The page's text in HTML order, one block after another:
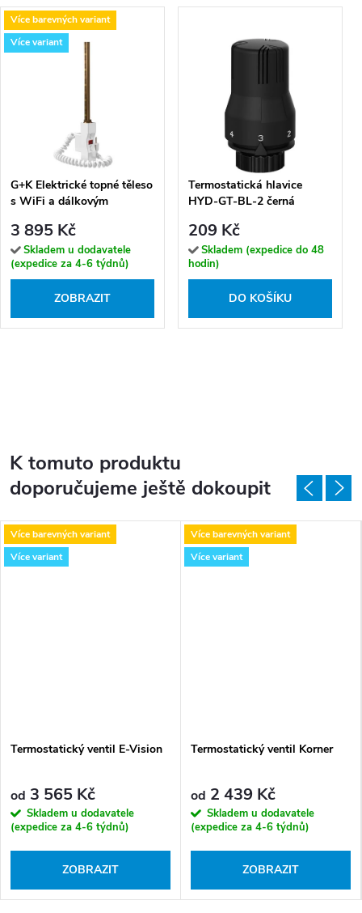
Více barevných variant
Více variant
G+K Elektrické topné těleso
s WiFi a dálkovým
3 895 Kč
Skladem u dodavatele
(expedice za 4-6 týdnů)
ZOBRAZIT
Termostatická hlavice
HYD-GT-BL-2 černá
209 Kč
Skladem (expedice do 48
hodin)
DO KOŠÍKU
K tomuto produktu
doporučujeme ještě dokoupit
Více barevných variant
Více variant
Termostatický ventil E-Vision
od 3 565 Kč
Skladem u dodavatele
(expedice za 4-6 týdnů)
ZOBRAZIT
Více barevných variant
Více variant
Termostatický ventil Korner
od 2 439 Kč
Skladem u dodavatele
(expedice za 4-6 týdnů)
ZOBRAZIT